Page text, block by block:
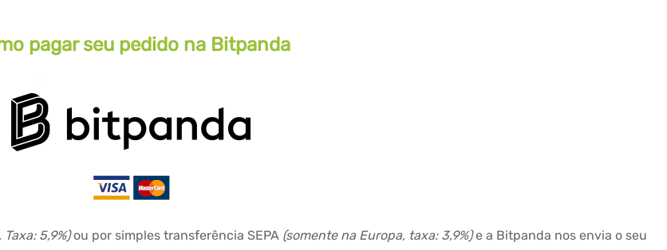
pagar seu pedido na Bitpanda
5,9%)ou por simples transferência SEPA (somente na Europa, taxa: 3,9%)e a Bitpanda nos envia o seu